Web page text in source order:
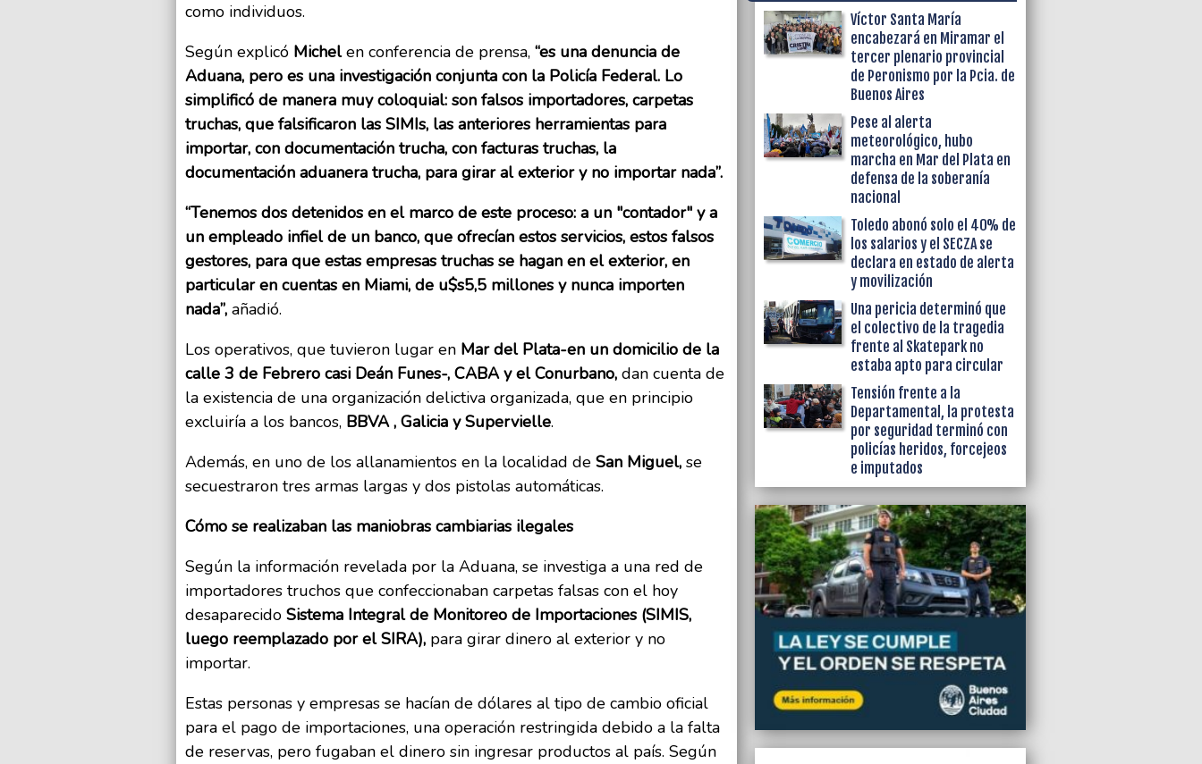
como individuos.
Según explicó Michelen conferencia de prensa, “es una denuncia de
Aduana, pero es una investigación conjunta con la Policía Federal. Lo
simplificó de manera muy coloquial: son falsos importadores, carpetas
truchas, que falsificaron las SIMIs, las anteriores herramientas para
importar, con documentación trucha, con facturas truchas, la
documentación aduanera trucha, para girar al exterior y no importar nada”.
“Tenemos dos detenidos en el marco de este proceso: a un "contador" y a
un empleado infiel de un banco, que ofrecían estos servicios, estos falsos
gestores, para que estas empresas truchas se hagan en el exterior, en
particular en cuentas en Miami, de u$s5,5 millones y nunca importen
nada”, añadió.
Los operativos, que tuvieron lugar en Mar del Plata-en un domicilio de la
calle 3 de Febrero casi Deán Funes-, CABA y el Conurbano, dan cuenta de
la existencia de una organización delictiva organizada, que en principio
excluiría a los bancos, BBVA , Galicia y Supervielle.
Además, en uno de los allanamientos en la localidad de San Miguel, se
secuestraron tres armas largas y dos pistolas automáticas.
Cómo se realizaban las maniobras cambiarias ilegales
Según la información revelada por la Aduana, se investiga a una red de
importadores truchos que confeccionaban carpetas falsas con el hoy
desaparecido Sistema Integral de Monitoreo de Importaciones (SIMIS,
luego reemplazado por el SIRA), para girar dinero al exterior y no
importar.
Estas personas y empresas se hacían de dólares al tipo de cambio oficial
para el pago de importaciones, una operación restringida debido a la falta
de reservas, pero fugaban el dinero sin ingresar productos al país. Según
Víctor Santa María
encabezará en Miramar el
tercer plenario provincial
de Peronismo por la Pcia. de
Buenos Aires
Pese al alerta
meteorológico, hubo
marcha en Mar del Plata en
defensa de la soberanía
nacional
Toledo abonó solo el 40% de
los salarios y el SECZA se
declara en estado de alerta
y movilización
Una pericia determinó que
el colectivo de la tragedia
frente al Skatepark no
estaba apto para circular
Tensión frente a la
Departamental, la protesta
por seguridad terminó con
policías heridos, forcejeos
e imputados